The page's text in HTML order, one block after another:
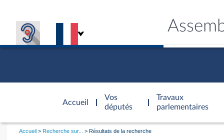
Accueil
d'accueil
Vos
députés
Travaux
parlementaires
Vous
Accueil Recherche sur... Résultats de la recherche